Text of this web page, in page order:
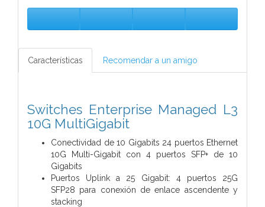
Características Recomendar a un amigo
Switches Enterprise Managed L3
10G MultiGigabit
Conectividad de 10 Gigabits 24 puertos Ethernet
10G Multi-Gigabit con 4 puertos SFP+ de 10
Gigabits
Puertos Uplink a 25 Gigabit: 4 puertos 25G
SFP28 para conexión de enlace ascendente y
stacking